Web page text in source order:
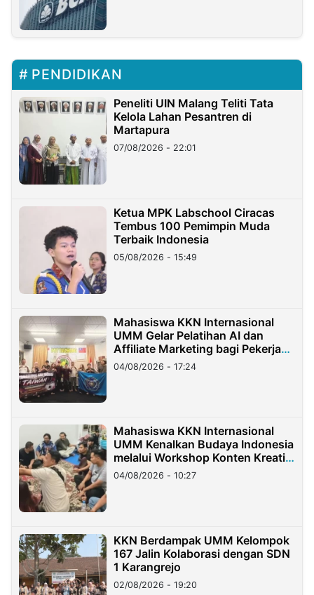
PENDIDIKAN
Peneliti UIN Malang Teliti Tata
Kelola Lahan Pesantren di
Martapura
07/08/2026 - 22:01
Ketua MPK Labschool Ciracas
Tembus 100 Pemimpin Muda
Terbaik Indonesia
05/08/2026 - 15:49
Mahasiswa KKN Internasional
UMM Gelar Pelatihan AI dan
Affiliate Marketing bagi Pekerja
Migran Indonesia di Taiwan
04/08/2026 - 17:24
Mahasiswa KKN Internasional
UMM Kenalkan Budaya Indonesia
melalui Workshop Konten Kreatif
di Taiwan
04/08/2026 - 10:27
KKN Berdampak UMM Kelompok
167 Jalin Kolaborasi dengan SDN
1 Karangrejo
02/08/2026 - 19:20